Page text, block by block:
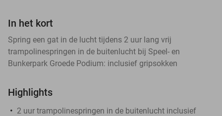
In het kort
Spring een gat in de lucht tijdens 2 uur lang vrij
trampolinespringen in de buitenlucht bij Speel- en
Bunkerpark Groede Podium: inclusief gripsokken
Highlights
2 uur trampolinespringen in de buitenlucht inclusief